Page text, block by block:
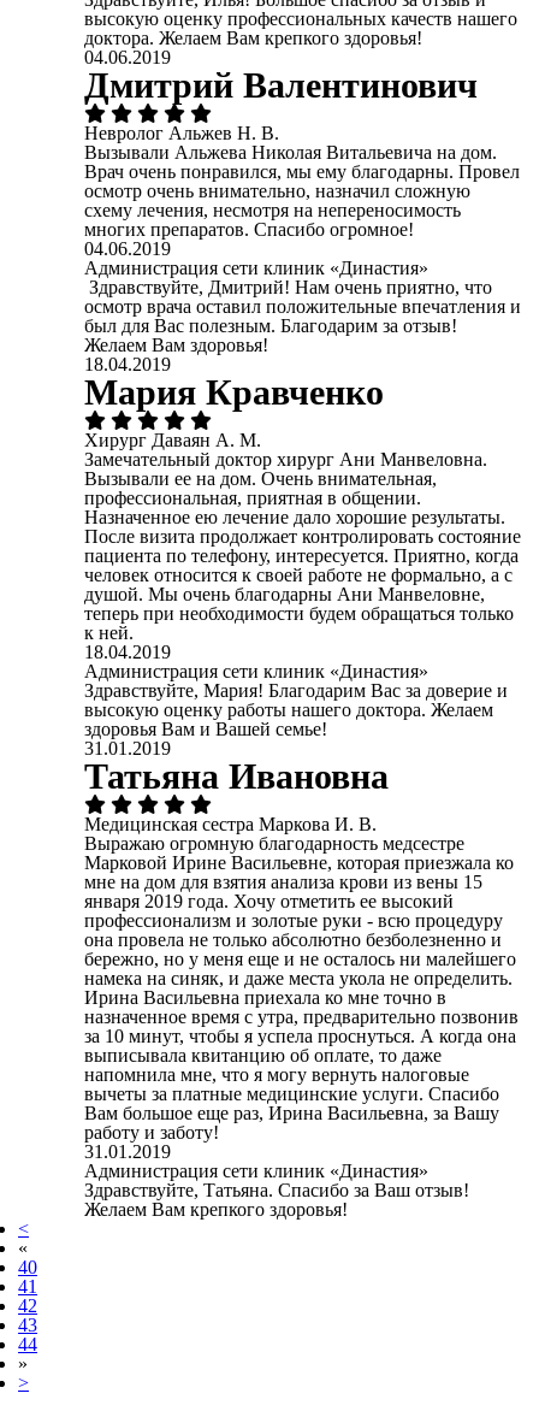
высокую оценку профессиональных качеств нашего
доктора. Желаем Вам крепкого здоровья!
04.06.2019
Дмитрий Валентинович
Невролог Альжев Н. В.
Вызывали Альжева Николая Витальевича на дом.
Врач очень понравился, мы ему благодарны. Провел
осмотр очень внимательно, назначил сложную
схему лечения, несмотря на непереносимость
многих препаратов. Спасибо огромное!
04.06.2019
Администрация сети клиник «Династия»
Здравствуйте, Дмитрий! Нам очень приятно, что
осмотр врача оставил положительные впечатления и
был для Вас полезным. Благодарим за отзыв!
Желаем Вам здоровья!
18.04.2019
Мария Кравченко
Хирург Даваян А. М.
Замечательный доктор хирург Ани Манвеловна.
Вызывали ее на дом. Очень внимательная,
профессиональная, приятная в общении.
Назначенное ею лечение дало хорошие результаты.
После визита продолжает контролировать состояние
пациента по телефону, интересуется. Приятно, когда
человек относится к своей работе не формально, а с
душой. Мы очень благодарны Ани Манвеловне,
теперь при необходимости будем обращаться только
к ней.
18.04.2019
Администрация сети клиник «Династия»
Здравствуйте, Мария! Благодарим Вас за доверие и
высокую оценку работы нашего доктора. Желаем
здоровья Вам и Вашей семье!
31.01.2019
Татьяна Ивановна
Медицинская сестра Маркова И. В.
Выражаю огромную благодарность медсестре
Марковой Ирине Васильевне, которая приезжала ко
мне на дом для взятия анализа крови из вены 15
января 2019 года. Хочу отметить ее высокий
профессионализм и золотые руки - всю процедуру
она провела не только абсолютно безболезненно и
бережно, но у меня еще и не осталось ни малейшего
намека на синяк, и даже места укола не определить.
Ирина Васильевна приехала ко мне точно в
назначенное время с утра, предварительно позвонив
за 10 минут, чтобы я успела проснуться. А когда она
выписывала квитанцию об оплате, то даже
напомнила мне, что я могу вернуть налоговые
вычеты за платные медицинские услуги. Спасибо
Вам большое еще раз, Ирина Васильевна, за Вашу
работу и заботу!
31.01.2019
Администрация сети клиник «Династия»
Здравствуйте, Татьяна. Спасибо за Ваш отзыв!
Желаем Вам крепкого здоровья!
<
«
40
41
42
43
44
»
>